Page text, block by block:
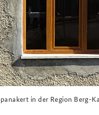
in der Region Berg-